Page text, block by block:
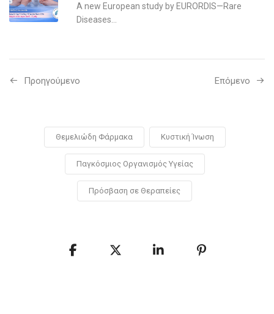
A new European study by EURORDIS—Rare
Diseases...
Προηγούμενo Επόμενο
Θεμελιώδη Φάρμακα Κυστική Ίνωση
Παγκόσμιος Οργανισμός Υγείας
Πρόσβαση σε Θεραπείες